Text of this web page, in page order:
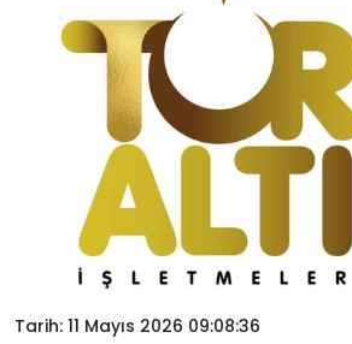
Tarih: 11 Mayıs 2026 09:08:36